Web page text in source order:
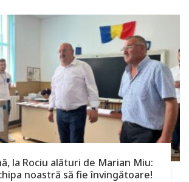
la Rociu alături de Marian Miu:
noastră să fie învingătoare!